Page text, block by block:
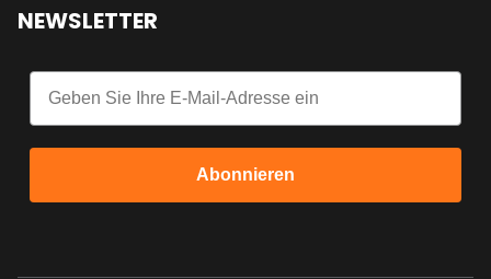
NEWSLETTER
Email
Abonnieren